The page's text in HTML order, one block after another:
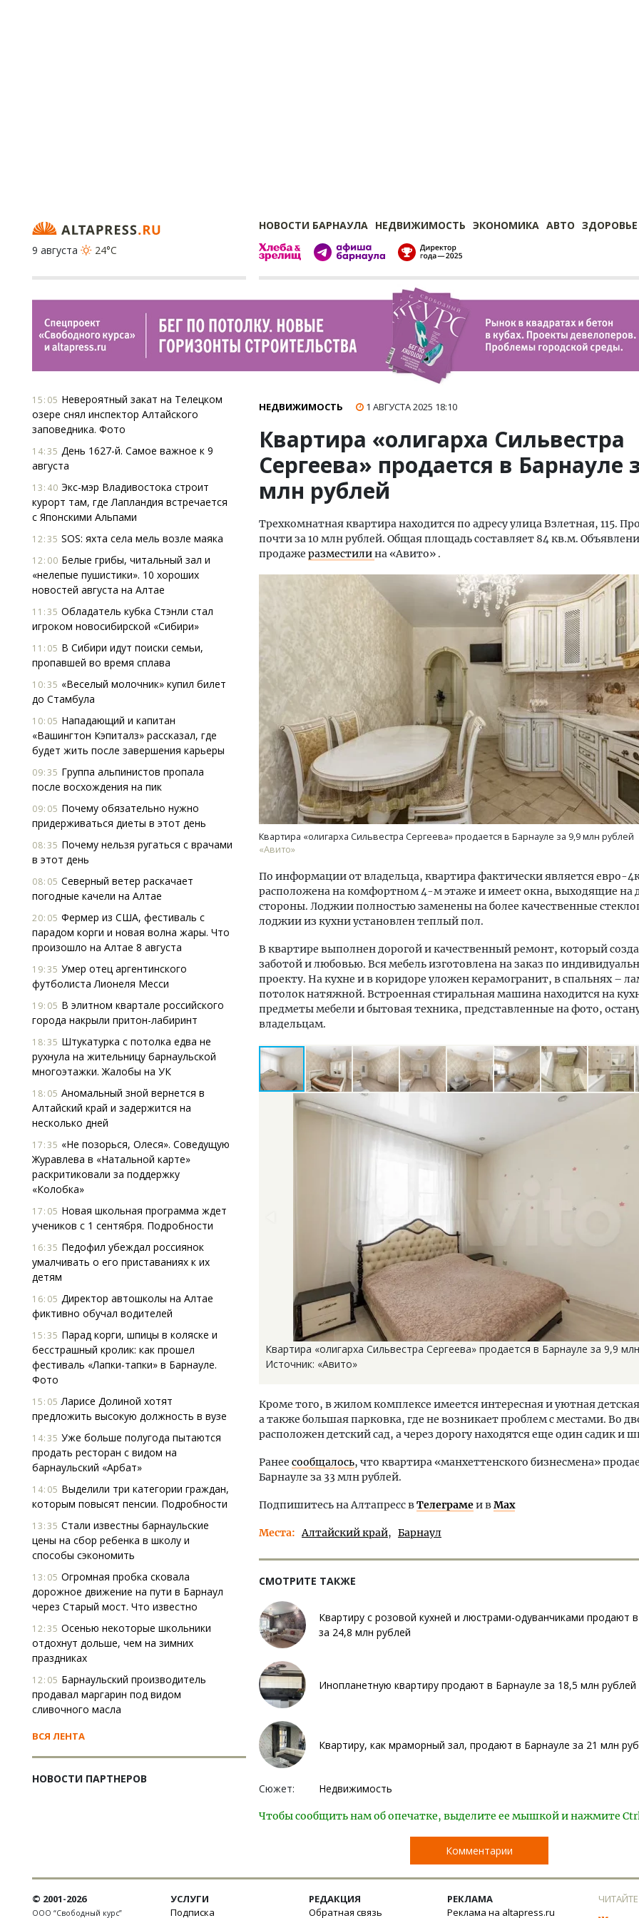
НОВОСТИ БАРНАУЛА НЕДВИЖИМОСТЬ ЭКОНОМИКА АВТО ЗДОРОВЬЕ
9 августа
24°C
15:05 Невероятный закат на Телецком
озере снял инспектор Алтайского
заповедника. Фото
14:35 День 1627-й. Самое важное к 9
августа
13:40 Экс-мэр Владивостока строит
курорт там, где Лапландия встречается
с Японскими Альпами
12:35 SOS: яхта села мель возле маяка
12:00 Белые грибы, читальный зал и
«нелепые пушистики». 10 хороших
новостей августа на Алтае
11:35 Обладатель кубка Стэнли стал
игроком новосибирской «Сибири»
11:05 В Сибири идут поиски семьи,
пропавшей во время сплава
10:35 «Веселый молочник» купил билет
до Стамбула
10:05 Нападающий и капитан
«Вашингтон Кэпиталз» рассказал, где
будет жить после завершения карьеры
09:35 Группа альпинистов пропала
после восхождения на пик
09:05 Почему обязательно нужно
придерживаться диеты в этот день
08:35 Почему нельзя ругаться с врачами
в этот день
08:05 Северный ветер раскачает
погодные качели на Алтае
20:05 Фермер из США, фестиваль с
парадом корги и новая волна жары. Что
произошло на Алтае 8 августа
19:35 Умер отец аргентинского
футболиста Лионеля Месси
19:05 В элитном квартале российского
города накрыли притон-лабиринт
18:35 Штукатурка с потолка едва не
рухнула на жительницу барнаульской
многоэтажки. Жалобы на УК
18:05 Аномальный зной вернется в
Алтайский край и задержится на
несколько дней
17:35 «Не позорься, Олеся». Соведущую
Журавлева в «Натальной карте»
раскритиковали за поддержку
«Колобка»
17:05 Новая школьная программа ждет
учеников с 1 сентября. Подробности
16:35 Педофил убеждал россиянок
умалчивать о его приставаниях к их
детям
16:05 Директор автошколы на Алтае
фиктивно обучал водителей
15:35 Парад корги, шпицы в коляске и
бесстрашный кролик: как прошел
фестиваль «Лапки-тапки» в Барнауле.
Фото
15:05 Ларисе Долиной хотят
предложить высокую должность в вузе
14:35 Уже больше полугода пытаются
продать ресторан с видом на
барнаульский «Арбат»
14:05 Выделили три категории граждан,
которым повысят пенсии. Подробности
13:35 Стали известны барнаульские
цены на сбор ребенка в школу и
способы сэкономить
13:05 Огромная пробка сковала
дорожное движение на пути в Барнаул
через Старый мост. Что известно
12:35 Осенью некоторые школьники
отдохнут дольше, чем на зимних
праздниках
12:05 Барнаульский производитель
продавал маргарин под видом
сливочного масла
ВСЯ ЛЕНТА
НОВОСТИ ПАРТНЕРОВ
НЕДВИЖИМОСТЬ 1 АВГУСТА 2025 18:10
Квартира «олигарха Сильвестра
Сергеева» продается в Барнауле
млн рублей
Трехкомнатная квартира находится по адресу улица Взлетная, 115.
почти за 10 млн рублей. Общая площадь составляет 84 кв.м.
продаже разместилина «Авито» .
Квартира «олигарха Сильвестра Сергеева» продается в Барнауле за 9,9 млн рублей
«Авито»
По информации от владельца, квартира фактически является евро-
расположена на комфортном 4-м этаже и имеет окна, выходящие на
стороны. Лоджии полностью заменены на более качественные
лоджии из кухни установлен теплый пол.
В квартире выполнен дорогой и качественный ремонт, который
заботой и любовью. Вся мебель изготовлена на заказ по
проекту. На кухне и в коридоре уложен керамогранит, в спальнях –
потолок натяжной. Встроенная стиральная машина находится на
предметы мебели и бытовая техника, представленные на фото,
владельцам.
Квартира «олигарха Сильвестра Сергеева» продается в Барнауле за 9,9
Источник: «Авито»
Кроме того, в жилом комплексе имеется интересная и уютная
а также большая парковка, где не возникает проблем с местами. Во
расположен детский сад, а через дорогу находятся еще один садик и
Ранее сообщалось, что квартира «манхеттенского бизнесмена»
Барнауле за 33 млн рублей.
Подпишитесь на Алтапресс вТелеграмеи вMax
Места Алтайский край Барнаул
СМОТРИТЕ ТАКЖЕ
Квартиру с розовой кухней и люстрами-одуванчиками продают
за 24,8 млн рублей
Инопланетную квартиру продают в Барнауле за 18,5 млн рублей
Квартиру, как мраморный зал, продают в Барнауле за 21 млн
Сюжет: Недвижимость
Чтобы сообщить нам об опечатке, выделите ее мышкой и нажмите
Комментарии
Двухуровневые номера и вид на горы.
Каким будет новый бутик-отель
«Белкур» в Белокурихе
ДОМА И КВАРТИРЫ
Ищем новые берега.
«Жилищной
Гатилов — о том, как
оставаться на плаву,
штормит
СТРОИТЕЛЬСТВО
© 2001-2026
ООО “Свободный курс”
УСЛУГИ
Подписка
РЕДАКЦИЯ
Обратная связь
РЕКЛАМА
Реклама на altapress.ru